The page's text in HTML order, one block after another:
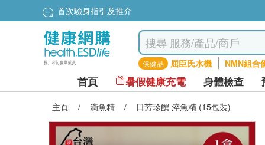
首次驗身指引及推介
保健品 屈臣氏水機 NMN組合
首頁 暑假健康充電 身體檢查
主頁 / 滴魚精 / 日芳珍饌 淬魚精 (15包裝)